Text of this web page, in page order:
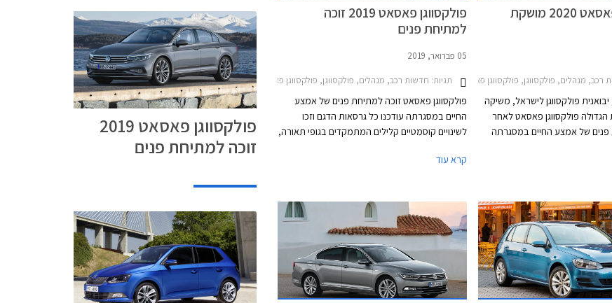
פולקסווגן פאסאט 2020 מושקת
פולקסווגן, פולקסווגן פאסאט 2015-2019, פולקסווגן פאסאט 2020-2022מחירון רכב
פולקסווגן לישראל, משיקה
פולקסווגן פאסאט לאחר
של אמצע החיים במסגרתה
ופגושים בעיצוב מודרני ורענן
פולקסווגן פאסאט 2019 זוכה
למתיחת פנים
05 פברואר, 2019
תגיות: חדשות רכב, מנהלים, פולקסווגן, פולקסווגן פאסאט 2015-2019פולקסווגן פאסאט 2020-2022
פולקסווגן פאסאט זוכה למתיחת פנים של אמצע
החיים במסגרתה עודכנו כל גרסאות הדגם וזכו
לשינויים קוסמטיים קלילים המתמקדים בגופי תאורה,
קרא עוד
פולקסווגן פאסאט 2019
זוכה למתיחת פנים